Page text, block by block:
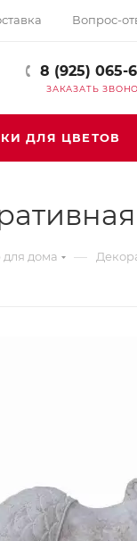
Вопрос-
8 (925) 065-
ЗАКАЗАТЬ
ДЛЯ ЦВЕТОВ
для дома —